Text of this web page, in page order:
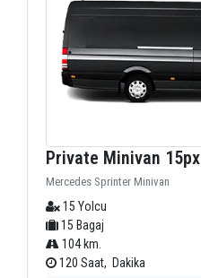
Private Minivan 15px
Mercedes Sprinter Minivan
15 Yolcu
15 Bagaj
104 km.
120 Saat, Dakika